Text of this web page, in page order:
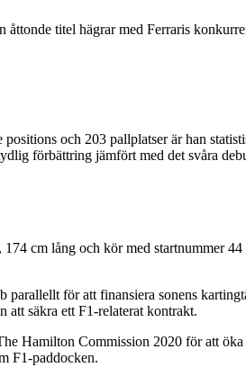
åttonde titel hägrar med Ferraris
och 203 pallplatser är han
förbättring jämfört med det svåra
cm lång och kör med startnummer
för att finansiera sonens
säkra ett F1-relaterat kontrakt.
Hamilton Commission 2020 för att
F1-paddocken.